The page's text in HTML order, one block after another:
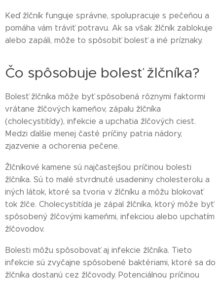
Keď žlčník funguje správne, spolupracuje s pečeňou a
pomáha vám tráviť potravu. Ak sa však žlčník zablokuje
alebo zapáli, môže to spôsobiť bolesť a iné príznaky.
Čo spôsobuje bolesť žlčníka?
Bolesť žlčníka môže byť spôsobená rôznymi faktormi
vrátane žlčových kameňov, zápalu žlčníka
(cholecystitídy), infekcie a upchatia žlčových ciest.
Medzi ďalšie menej časté príčiny patria nádory,
zjazvenie a ochorenia pečene.
Žlčníkové kamene sú najčastejšou príčinou bolesti
žlčníka. Sú to malé stvrdnuté usadeniny cholesterolu a
iných látok, ktoré sa tvoria v žlčníku a môžu blokovať
tok žlče. Cholecystitída je zápal žlčníka, ktorý môže byť
spôsobený žlčovými kameňmi, infekciou alebo upchatím
žlčovodov.
Bolesti môžu spôsobovať aj infekcie žlčníka. Tieto
infekcie sú zvyčajne spôsobené baktériami, ktoré sa do
žlčníka dostanú cez žlčovody. Potenciálnou príčinou